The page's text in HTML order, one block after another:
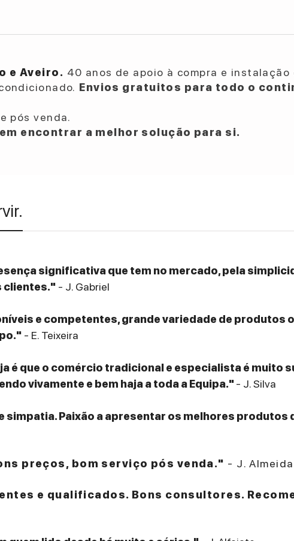
e Aveiro. 40 anos de apoio à compra e instalação
Envios gratuitos para todo o
pós venda.
encontrar a melhor solução para si.
significativa que tem no mercado, pela
clientes." - J. Gabriel
e competentes, grande variedade de produtos
- E. Teixeira
é que o comércio tradicional e especialista é muito
vivamente e bem haja a toda a Equipa."- J. Silva
simpatia. Paixão a apresentar os melhores produtos
preços, bom serviço pós venda." - J. Almeida
e qualificados. Bons consultores.